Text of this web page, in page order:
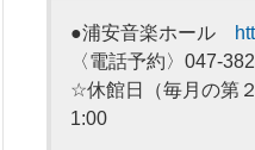
●浦安音楽ホール
〈電話予約〉 047-
☆休館日（毎月の第
1:00